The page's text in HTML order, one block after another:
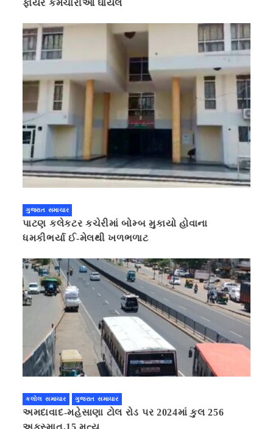
ફાયર કર્મચારીઓ ઘાયલ
ગુજરાત સમાચાર
પાટણ કલેકટર કચેરીમાં બોમ્બ મુકાયો હોવાના
ધમકીભર્યા ઈ-મેલથી ખળભળાટ
કલોલ સમાચાર ગુજરાત સમાચાર
અમદાવાદ-મહેસાણા ટોલ રોડ પર 2024માં કુલ 256
અકસ્માત,15 મૃત્યુ